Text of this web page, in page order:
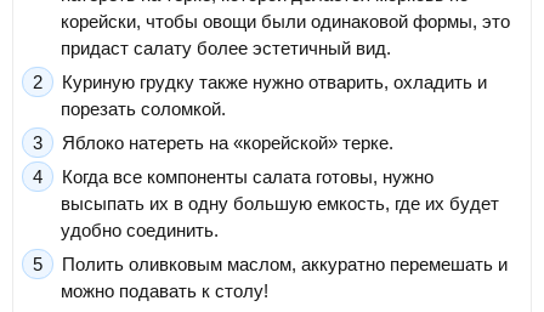
корейски, чтобы овощи были одинаковой формы, это
придаст салату более эстетичный вид.
Куриную грудку также нужно отварить, охладить и
порезать соломкой.
Яблоко натереть на «корейской» терке.
Когда все компоненты салата готовы, нужно
высыпать их в одну большую емкость, где их будет
удобно соединить.
Полить оливковым маслом, аккуратно перемешать и
можно подавать к столу!